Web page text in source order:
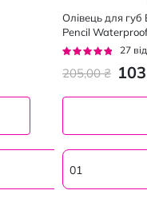
Олівець для
Pencil
Рейтинг:
27
205,00 ₴
01